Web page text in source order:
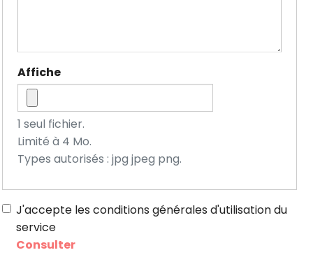
Affiche
1 seul fichier.
Limité à 4 Mo.
Types autorisés : jpg jpeg png.
J'accepte les conditions générales d'utilisation du
service
Consulter